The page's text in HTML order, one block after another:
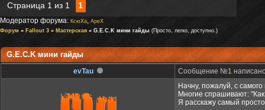
Страница 1 из 1 1
Модератор форума: КсюXa, ApeX
Форум » Fallout 3 » Мастерская » G.E.C.K мини гайды (Просто, легко, доступно.)
G.E.C.K мини гайды
evTau Сообщение №1
Начну, пожалуй, с самого
Многие спрашивают:
Я расскажу самый